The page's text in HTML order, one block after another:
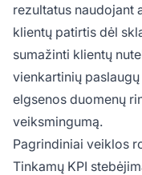
rezultatus naudojant
klientų patirtis dėl
sumažinti klientų
vienkartinių
elgsenos duomenų
veiksmingumą.
Pagrindiniai veiklos
Tinkamų KPI